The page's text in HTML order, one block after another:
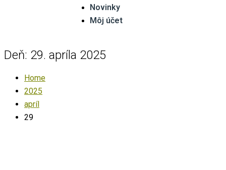
Novinky
Môj účet
Deň: 29. apríla 2025
Home
2025
apríl
29